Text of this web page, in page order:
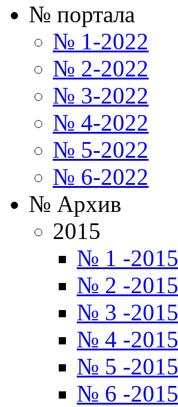
№ портала
№ 1-2022
№ 2-2022
№ 3-2022
№ 4-2022
№ 5-2022
№ 6-2022
№ Архив
2015
№ 1 -2015
№ 2 -2015
№ 3 -2015
№ 4 -2015
№ 5 -2015
№ 6 -2015